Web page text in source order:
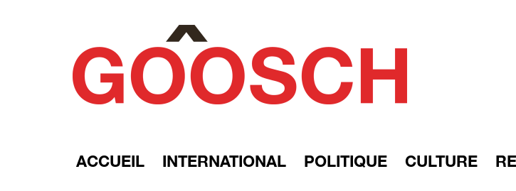
ACCUEIL INTERNATIONAL POLITIQUE CULTURE